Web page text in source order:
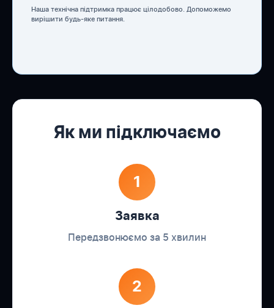
Наша технічна підтримка працює цілодобово. Допоможемо
вирішити будь-яке питання.
Як ми підключаємо
1
Заявка
Передзвонюємо за 5 хвилин
2